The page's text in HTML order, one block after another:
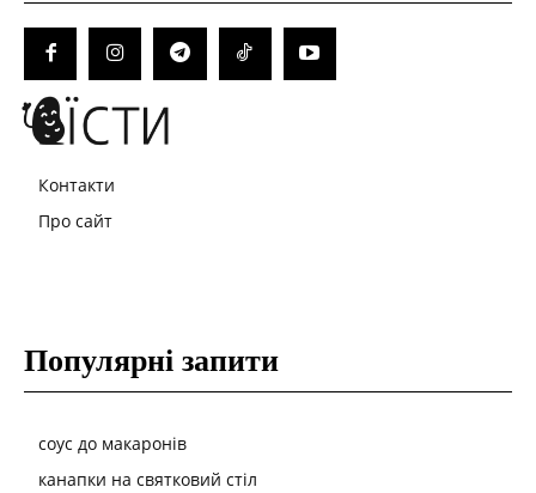
Контакти
Про сайт
Популярні запити
соус до макаронів
канапки на святковий стіл